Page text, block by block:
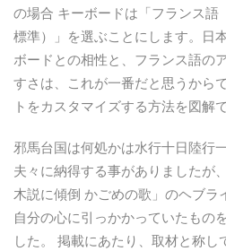
の場合 キーボードは「フランス語
標準）」を選ぶことにします。日
ボードとの相性と、フランス語の
すさは、これが一番だと思うから
トをカスタマイズする方法を図解
邪馬台国は何処かは水行十日陸行
夫々に納得する事がありましたが
木説に傾倒 かごめの歌」のヘブラ
自分の心に引っかかっていたもの
した。 掲載にあたり、取材と称